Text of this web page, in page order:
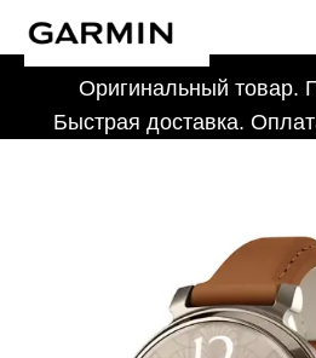
Оригинальный товар. Гарантия 1
Быстрая доставка. Оплата при